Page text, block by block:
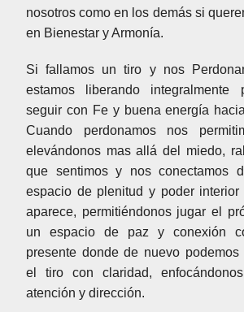
nosotros como en los demás si
en Bienestar y Armonía.
Si fallamos un tiro y nos
estamos liberando
seguir con Fe y buena energía
Cuando perdonamos nos
elevándonos mas allá del miedo,
que sentimos y nos conectamos
espacio de plenitud y poder
aparece, permitiéndonos jugar el
un espacio de paz y conexión
presente donde de nuevo podemos
el tiro con claridad,
atención y dirección.